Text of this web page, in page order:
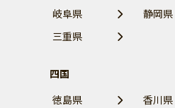
岐阜県
静岡県
三重県
四国
徳島県
香川県